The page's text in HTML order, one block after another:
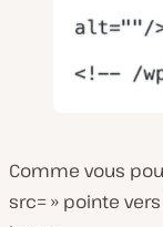
Comme vous
src= » pointe